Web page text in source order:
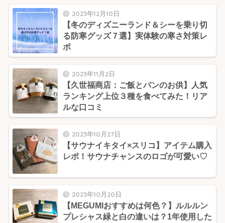
2023年12月10日
【冬のディズニーランド＆シーを乗り切
る防寒グッズ７選】実体験の寒さ対策レ
ポ
2023年11月2日
【久世福商店：ご飯とパンのお供】人気
ランキング上位３種を食べてみた！リア
ルな口コミ
2023年10月27日
【サウナイキタイ×スリコ】アイテム購入
レポ！サウナチャンスのロゴが可愛い♡
2023年10月20日
【MEGUMIおすすめは何色？】ルルルン
プレシャス緑と白の違いは？1年使用した